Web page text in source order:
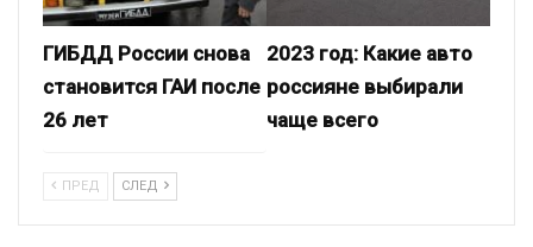
ГИБДД России снова
становится ГАИ после
26 лет
2023 год: Какие авто
россияне выбирали
чаще всего
ПРЕД СЛЕД